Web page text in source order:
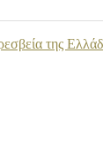
της